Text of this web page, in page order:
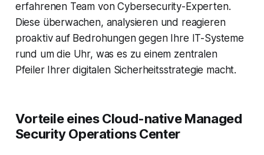
erfahrenen Team von Cybersecurity-Experten.
Diese überwachen, analysieren und reagieren
proaktiv auf Bedrohungen gegen Ihre IT-Systeme
rund um die Uhr, was es zu einem zentralen
Pfeiler Ihrer digitalen Sicherheitsstrategie macht.
Vorteile eines Cloud-native Managed
Security Operations Center